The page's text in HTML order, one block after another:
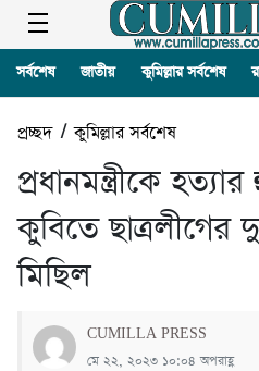
সর্বশেষ জাতীয় কুমিল্লার সর্বশেষ
প্রচ্ছদ/কুমিল্লার সর্বশেষ
প্রধানমন্ত্রীকে
কুবিতে ছাত্রলীগের
মিছিল
CUMILLA PRESS
মে ২২, ২০২৩ ১০:০৪ অপরাহ্ণ